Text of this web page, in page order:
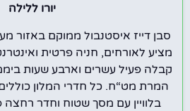
יורו ללילה
סבן דייז איסטנבול ממוקם באזור
מציע לאורחים, חניה פרטית
קבלה פעיל עשרים וארבע שעות
המרת מט“ח. כל חדרי המלון כוללים,
בלוויין עם מסך שטוח וחדר